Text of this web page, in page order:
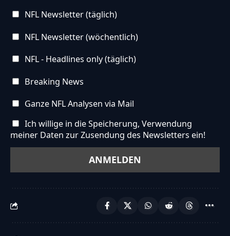
NFL Newsletter (täglich)
NFL Newsletter (wöchentlich)
NFL - Headlines only (täglich)
Breaking News
Ganze NFL Analysen via Mail
Ich willige in die Speicherung, Verwendung
meiner Daten zur Zusendung des Newsletters ein!